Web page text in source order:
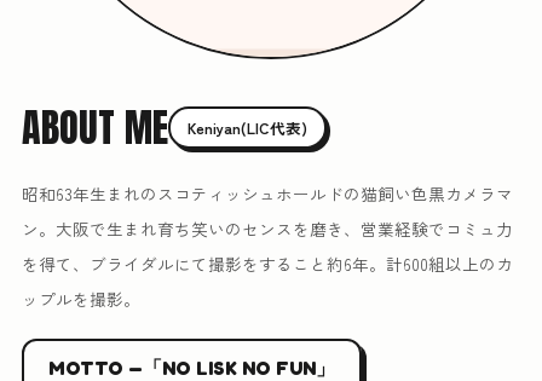
ABOUT ME Keniyan(LIC代表)
昭和63年生まれのスコティッシュホールドの猫飼い色黒カメラマ
ン。大阪で生まれ育ち笑いのセンスを磨き、営業経験でコミュ力
を得て、ブライダルにて撮影をすること約6年。計600組以上のカ
ップルを撮影。
MOTTO —「NO LISK NO FUN」